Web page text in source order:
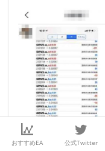
おすすめEA 公式Twitter